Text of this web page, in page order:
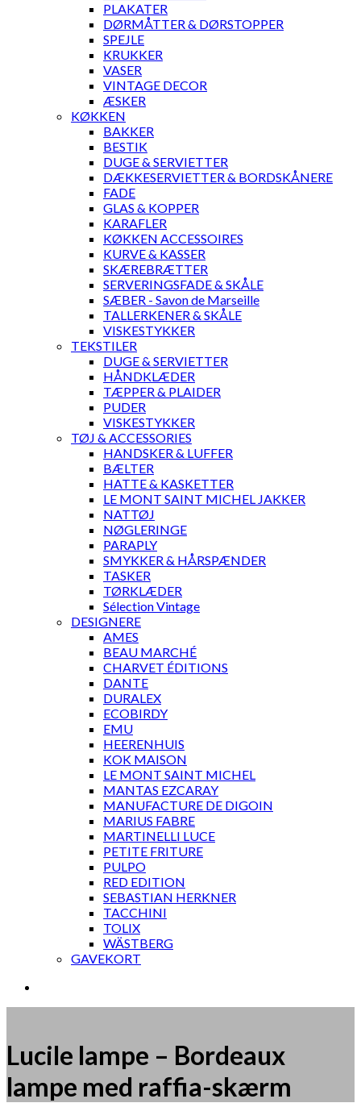
PLAKATER
DØRMÅTTER & DØRSTOPPER
SPEJLE
KRUKKER
VASER
VINTAGE DECOR
ÆSKER
KØKKEN
BAKKER
BESTIK
DUGE & SERVIETTER
DÆKKESERVIETTER & BORDSKÅNERE
FADE
GLAS & KOPPER
KARAFLER
KØKKEN ACCESSOIRES
KURVE & KASSER
SKÆREBRÆTTER
SERVERINGSFADE & SKÅLE
SÆBER - Savon de Marseille
TALLERKENER & SKÅLE
VISKESTYKKER
TEKSTILER
DUGE & SERVIETTER
HÅNDKLÆDER
TÆPPER & PLAIDER
PUDER
VISKESTYKKER
TØJ & ACCESSORIES
HANDSKER & LUFFER
BÆLTER
HATTE & KASKETTER
LE MONT SAINT MICHEL JAKKER
NATTØJ
NØGLERINGE
PARAPLY
SMYKKER & HÅRSPÆNDER
TASKER
TØRKLÆDER
Sélection Vintage
DESIGNERE
AMES
BEAU MARCHÉ
CHARVET ÉDITIONS
DANTE
DURALEX
ECOBIRDY
EMU
HEERENHUIS
KOK MAISON
LE MONT SAINT MICHEL
MANTAS EZCARAY
MANUFACTURE DE DIGOIN
MARIUS FABRE
MARTINELLI LUCE
PETITE FRITURE
PULPO
RED EDITION
SEBASTIAN HERKNER
TACCHINI
TOLIX
WÄSTBERG
GAVEKORT
Lucile lampe – Bordeaux
lampe med raffia-skærm